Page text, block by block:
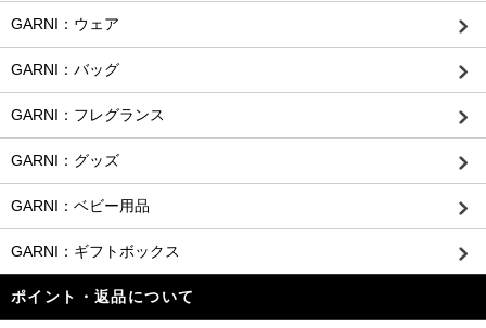
GARNI：ウェア
GARNI：バッグ
GARNI：フレグランス
GARNI：グッズ
GARNI：ベビー用品
GARNI：ギフトボックス
ポイント・返品について